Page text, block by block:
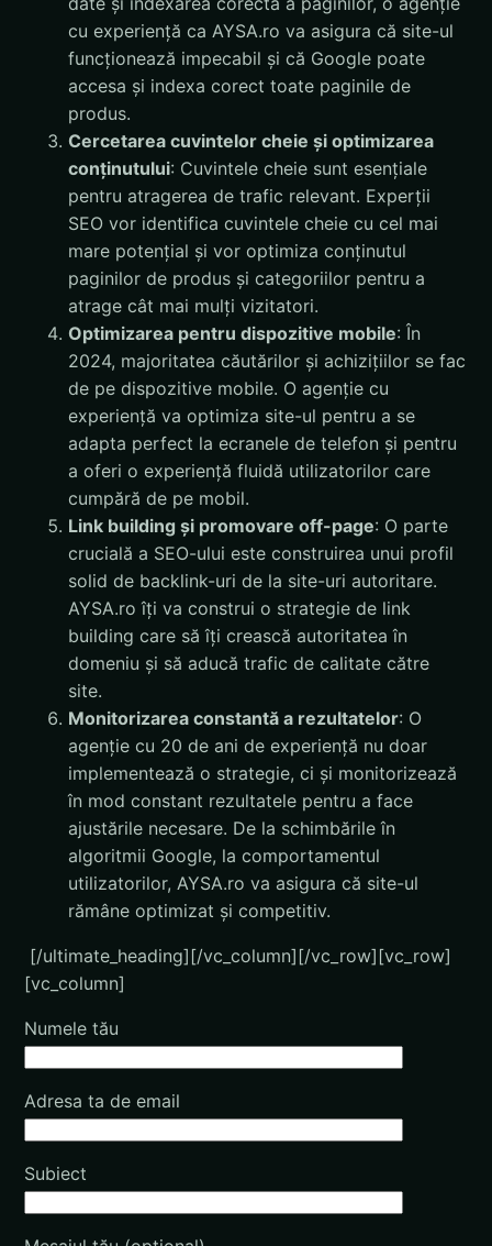
cu experiență ca AYSA.ro va asigura că site-ul
funcționează impecabil și că Google poate
accesa și indexa corect toate paginile de
produs.
Cercetarea cuvintelor cheie și optimizarea
conținutului: Cuvintele cheie sunt esențiale
pentru atragerea de trafic relevant. Experții
SEO vor identifica cuvintele cheie cu cel mai
mare potențial și vor optimiza conținutul
paginilor de produs și categoriilor pentru a
atrage cât mai mulți vizitatori.
Optimizarea pentru dispozitive mobile: În
2024, majoritatea căutărilor și achizițiilor se fac
de pe dispozitive mobile. O agenție cu
experiență va optimiza site-ul pentru a se
adapta perfect la ecranele de telefon și pentru
a oferi o experiență fluidă utilizatorilor care
cumpără de pe mobil.
Link building și promovare off-page: O parte
crucială a SEO-ului este construirea unui profil
solid de backlink-uri de la site-uri autoritare.
AYSA.ro îți va construi o strategie de link
building care să îți crească autoritatea în
domeniu și să aducă trafic de calitate către
site.
Monitorizarea constantă a rezultatelor: O
agenție cu 20 de ani de experiență nu doar
implementează o strategie, ci și monitorizează
în mod constant rezultatele pentru a face
ajustările necesare. De la schimbările în
algoritmii Google, la comportamentul
utilizatorilor, AYSA.ro va asigura că site-ul
rămâne optimizat și competitiv.
[/ultimate_heading][/vc_column][/vc_row][vc_row]
[vc_column]
Numele tău
Adresa ta de email
Subiect